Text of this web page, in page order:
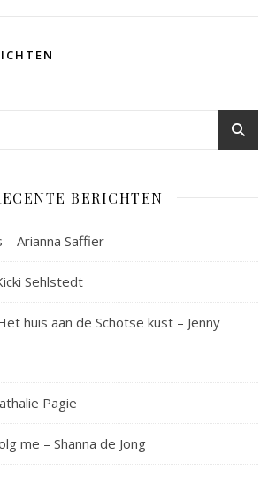
BERICHTEN
Arianna Saffier
Sehlstedt
huis aan de Schotse kust – Jenny
Pagie
me – Shanna de Jong